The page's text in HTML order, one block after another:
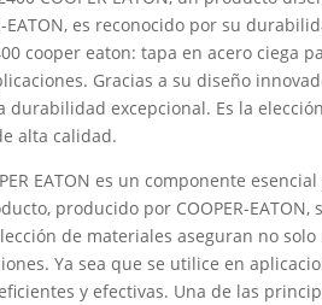
EATON, es reconocido por su
cooper eaton: tapa en acero ciega
Gracias a su diseño
excepcional. Es la
alta calidad.
EATON es un componente
producido por COOPER-EATON,
de materiales aseguran no
Ya sea que se utilice en
y efectivas. Una de las